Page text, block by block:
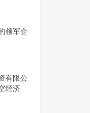
领军企
有限公
经济